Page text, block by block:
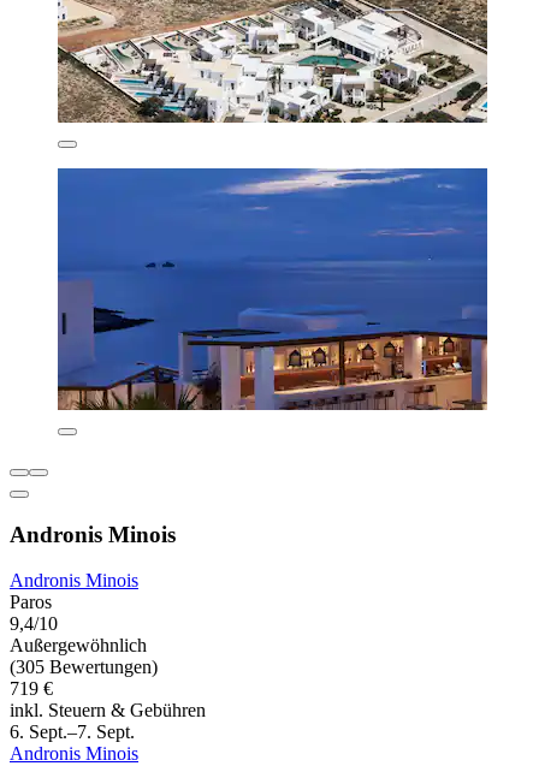
Andronis Minois
Andronis Minois
Paros
9,4/10
Außergewöhnlich
(305 Bewertungen)
719 €
inkl. Steuern & Gebühren
6. Sept.–7. Sept.
Andronis Minois